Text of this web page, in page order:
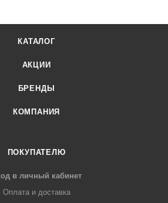
КАТАЛОГ
АКЦИИ
БРЕНДЫ
КОМПАНИЯ
ПОКУПАТЕЛЮ
в личный кабинет
Оплата и доставка